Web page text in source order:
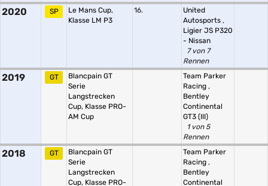
2020 SP
Le Mans Cup,
Klasse LM P3
16.
United
Autosports ,
Ligier JS P320
- Nissan
7 von 7
Rennen
2019 GT
Blancpain GT
Serie
Langstrecken
Cup, Klasse PRO-
AM Cup
Team Parker
Racing ,
Bentley
Continental
GT3 (III)
1 von 5
Rennen
2018 GT
Blancpain GT
Serie
Langstrecken
Cup, Klasse PRO-
Team Parker
Racing ,
Bentley
Continental